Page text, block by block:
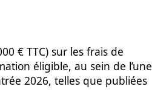
€ TTC) sur les frais de
éligible, au sein de l’une
2026, telles que publiées